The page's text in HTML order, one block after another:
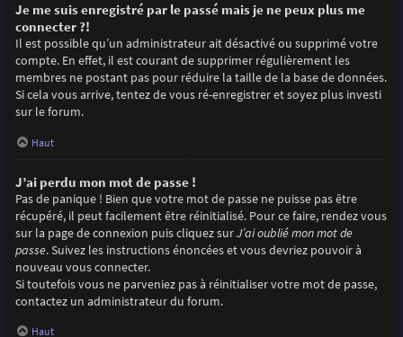
Je me suis enregistré par le passé mais je ne peux plus me
connecter ?!
Il est possible qu’un administrateur ait désactivé ou supprimé votre
compte. En effet, il est courant de supprimer régulièrement les
membres ne postant pas pour réduire la taille de la base de données.
Si cela vous arrive, tentez de vous ré-enregistrer et soyez plus investi
sur le forum.
Haut
J’ai perdu mon mot de passe !
Pas de panique ! Bien que votre mot de passe ne puisse pas être
récupéré, il peut facilement être réinitialisé. Pour ce faire, rendez vous
sur la page de connexion puis cliquez surJ’ai oublié mon mot de
passe. Suivez les instructions énoncées et vous devriez pouvoir à
nouveau vous connecter.
Si toutefois vous ne parveniez pas à réinitialiser votre mot de passe,
contactez un administrateur du forum.
Haut